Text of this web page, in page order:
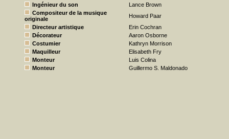
Ingénieur du son
Lance Brown
Compositeur de la musique
originale
Howard Paar
Directeur artistique
Erin Cochran
Décorateur
Aaron Osborne
Costumier
Kathryn Morrison
Maquilleur
Elisabeth Fry
Monteur
Luis Colina
Monteur
Guillermo S. Maldonado